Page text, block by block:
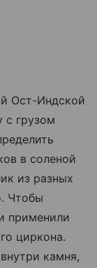
Ост-Индской
с грузом
в соленой
из разных
Чтобы
применили
циркона.
камня,